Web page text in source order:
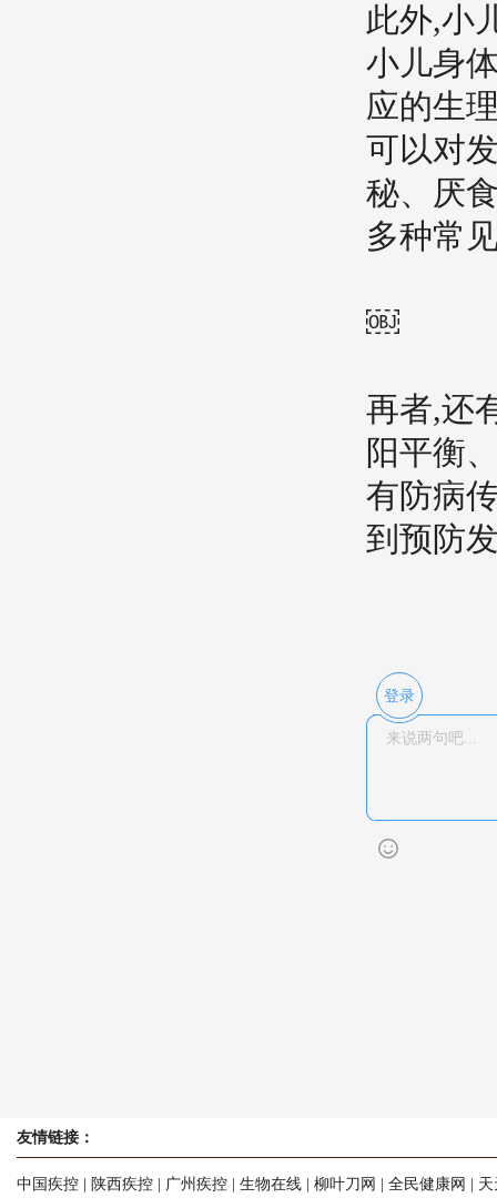
此外,小
小儿身
应的生
可以对
秘、厌
多种常
￼
再者,还
阳平衡
有防病
到预防
登录
友情链接：
中国疾控 陕西疾控 广州疾控 生物在线 柳叶刀网 全民健康网